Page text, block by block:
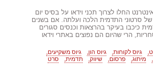
החלו לצרוך תכני וידאו על בסיס יום
של סרטוני התדמית הלכה ועלתה. אם בשנים
כיכבו בעיקר בהרצאות וכנסים סגורים
הרי שהיום הם נפוצים באתרי וידאו
גיוס לקוחות, גיוס הון,
גיוס משקיעים,
מיתוג, פרסום, שיווק, תדמית,
סרט